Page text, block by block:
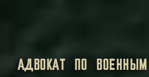
АДВОКАТ ПО ВОЕННЫМ